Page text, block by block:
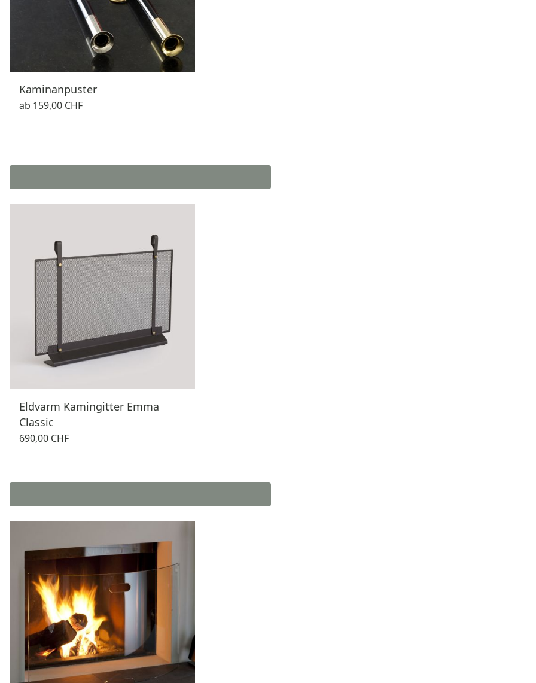
Kaminanpuster
ab 159,00 CHF
Eldvarm Kamingitter Emma
Classic
690,00 CHF